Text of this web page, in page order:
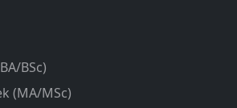
BSc)
(MA/MSc)